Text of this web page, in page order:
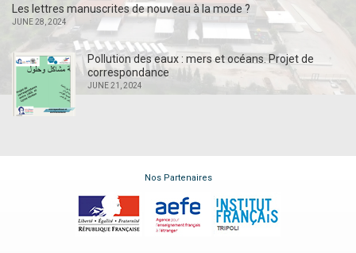
Les lettres manuscrites de nouveau à la mode ?
JUNE 28, 2024
Pollution des eaux : mers et océans. Projet de
correspondance
JUNE 21, 2024
Nos Partenaires